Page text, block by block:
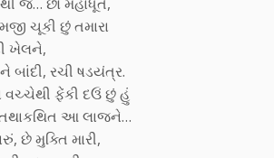
ચૂકી છું તમારા
ખેલને,
બાંદી, રચી ષડયંત્ર.
વચ્ચેથી ફેંકી દઉં છું હું
તથાકથિત આ લાજને…
છે મુક્તિ મારી,